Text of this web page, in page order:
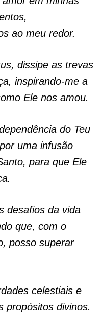
ao meu redor.
dissipe as trevas
inspirando-me a
Ele nos amou.
do Teu
uma infusão
para que Ele
desafios da vida
que, com o
posso superar
celestiais e
propósitos divinos.